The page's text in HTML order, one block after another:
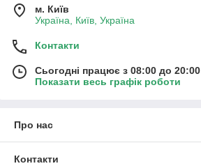
м. Київ
Україна, Київ, Україна
Контакти
Сьогодні працює з 08:00 до 20:00
Показати весь графік роботи
Про нас
Контакти